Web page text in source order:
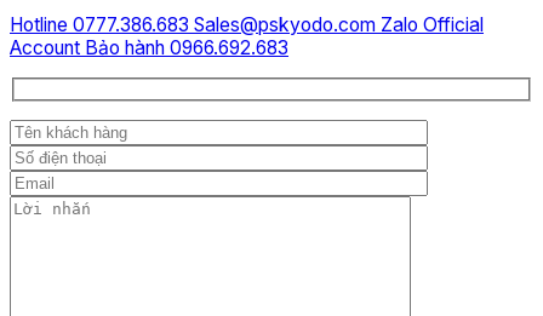
Hotline 0777.386.683 Sales@pskyodo.com Zalo Official
Account Bảo hành 0966.692.683